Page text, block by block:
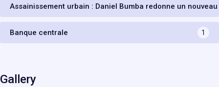
Assainissement urbain : Daniel Bumba redonne un
Banque centrale 1
Gallery